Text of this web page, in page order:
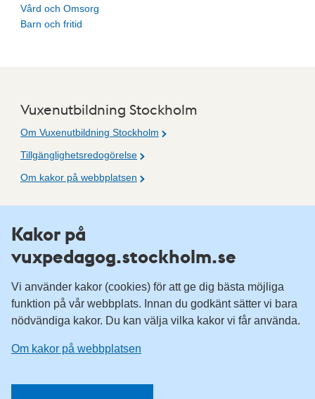
Vård och Omsorg
Barn och fritid
Vuxenutbildning Stockholm
Om Vuxenutbildning Stockholm
Tillgänglighetsredogörelse
Om kakor på webbplatsen
Fler resurser
Vuxenutbildning Stockholm
Information för leverantörsskolor
Sociala medier
Vuxenutbildning Stockholm, Instagram
Kakor på
vuxpedagog.stockholm.se
Vi använder kakor (cookies) för att ge dig bästa möjliga
funktion på vår webbplats. Innan du godkänt sätter vi bara
nödvändiga kakor. Du kan välja vilka kakor vi får använda.
Om kakor på webbplatsen